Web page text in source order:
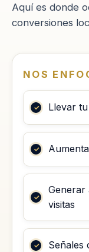
Aquí es donde
conversiones
NOS
Llevar
Generar
visitas
Señales